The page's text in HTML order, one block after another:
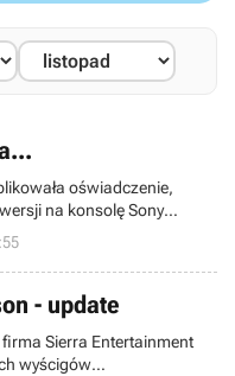
oświadczenie,
na konsolę Sony
zaplanowano na
wiadomo na pewno, iż
PC oraz Microsoft
- update
Sierra Entertainment
wyścigów